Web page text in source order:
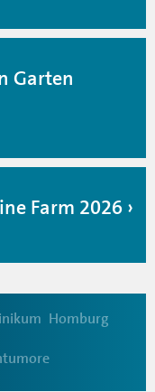
Garten
Farm 2026
Homburg